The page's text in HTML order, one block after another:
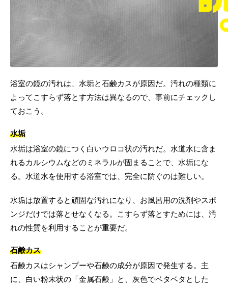
浴室の鏡の汚れは、水垢と石鹸カスが原因だ。汚れの種類に
よってこすらず落とす方法は異なるので、事前にチェックし
ておこう。
水垢
水垢は浴室の鏡につく白いウロコ状の汚れだ。水道水に含ま
れるカルシウムなどのミネラルが固まることで、水垢にな
る。水道水を使用する浴室では、完全に防ぐのは難しい。
水垢は放置すると頑固な汚れになり、お風呂用の洗剤やスポ
ンジだけでは落とせなくなる。こすらず落とすためには、汚
れの性質を利用することが重要だ。
石鹸カス
石鹸カスはシャンプーや石鹸の成分が原因で発生する。主
に、白い粉末状の「金属石鹸」と、灰色でベタベタとした